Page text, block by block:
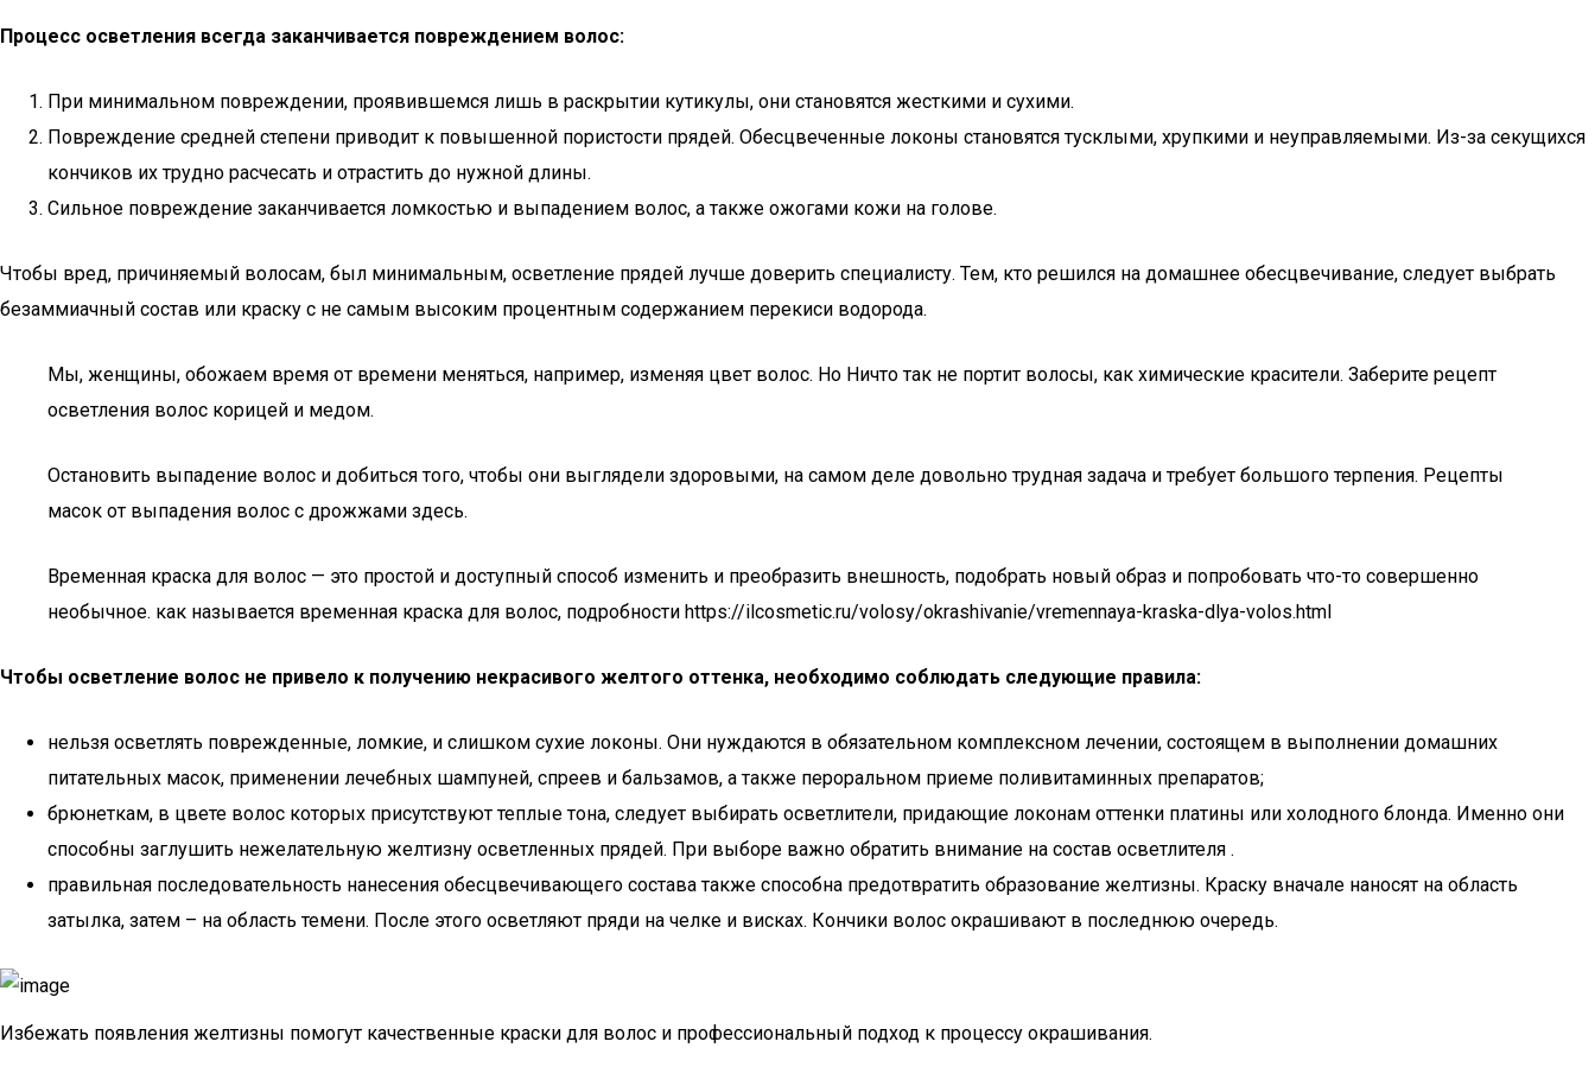
Процесс осветления всегда заканчивается повреждением волос:
При минимальном повреждении, проявившемся лишь в раскрытии кутикулы, они становятся жесткими и сухими.
Повреждение средней степени приводит к повышенной пористости прядей. Обесцвеченные локоны становятся тусклыми, хрупкими и неуправляемыми. Из-за секущихся
кончиков их трудно расчесать и отрастить до нужной длины.
Сильное повреждение заканчивается ломкостью и выпадением волос, а также ожогами кожи на голове.
Чтобы вред, причиняемый волосам, был минимальным, осветление прядей лучше доверить специалисту. Тем, кто решился на домашнее обесцвечивание, следует выбрать
безаммиачный состав или краску с не самым высоким процентным содержанием перекиси водорода.
Мы, женщины, обожаем время от времени меняться, например, изменяя цвет волос. Но Ничто так не портит волосы, как химические красители. Заберите рецепт
осветления волос корицей и медом.
Остановить выпадение волос и добиться того, чтобы они выглядели здоровыми, на самом деле довольно трудная задача и требует большого терпения. Рецепты
масок от выпадения волос с дрожжами здесь.
Временная краска для волос — это простой и доступный способ изменить и преобразить внешность, подобрать новый образ и попробовать что-то совершенно
необычное. как называется временная краска для волос, подробности https://ilcosmetic.ru/volosy/okrashivanie/vremennaya-kraska-dlya-volos.html
Чтобы осветление волос не привело к получению некрасивого желтого оттенка, необходимо соблюдать следующие правила:
нельзя осветлять поврежденные, ломкие, и слишком сухие локоны. Они нуждаются в обязательном комплексном лечении, состоящем в выполнении домашних
питательных масок, применении лечебных шампуней, спреев и бальзамов, а также пероральном приеме поливитаминных препаратов;
брюнеткам, в цвете волос которых присутствуют теплые тона, следует выбирать осветлители, придающие локонам оттенки платины или холодного блонда. Именно они
способны заглушить нежелательную желтизну осветленных прядей. При выборе важно обратить внимание на состав осветлителя .
правильная последовательность нанесения обесцвечивающего состава также способна предотвратить образование желтизны. Краску вначале наносят на область
затылка, затем – на область темени. После этого осветляют пряди на челке и висках. Кончики волос окрашивают в последнюю очередь.
Избежать появления желтизны помогут качественные краски для волос и профессиональный подход к процессу окрашивания.